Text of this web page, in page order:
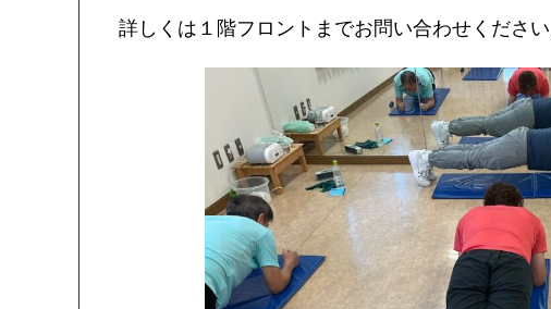
詳しくは１階フロントまでお問い合わせください